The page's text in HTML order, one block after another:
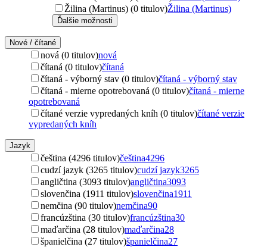
Žilina (Martinus) (0 titulov)Žilina (Martinus)
Ďalšie možnosti
Nové / čítané
nová (0 titulov)nová
čítaná (0 titulov)čítaná
čítaná - výborný stav (0 titulov)čítaná - výborný stav
čítaná - mierne opotrebovaná (0 titulov)čítaná - mierne
opotrebovaná
čítané verzie vypredaných kníh (0 titulov)čítané verzie
vypredaných kníh
Jazyk
čeština (4296 titulov)čeština4296
cudzí jazyk (3265 titulov)cudzí jazyk3265
angličtina (3093 titulov)angličtina3093
slovenčina (1911 titulov)slovenčina1911
nemčina (90 titulov)nemčina90
francúzština (30 titulov)francúzština30
maďarčina (28 titulov)maďarčina28
španielčina (27 titulov)španielčina27